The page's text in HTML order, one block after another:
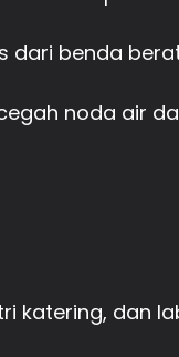
dari benda
noda air
katering, dan